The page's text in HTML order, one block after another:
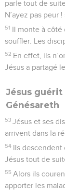
parle tout de
N’ayez pas peur !
51 Il monte à côté
souffler. Les
52 En effet, ils
Jésus a partagé
Jésus guérit
Génésareth
53 Jésus et ses
arrivent dans la
54 Ils descendent
Jésus tout de
55 Alors ils
apporter les